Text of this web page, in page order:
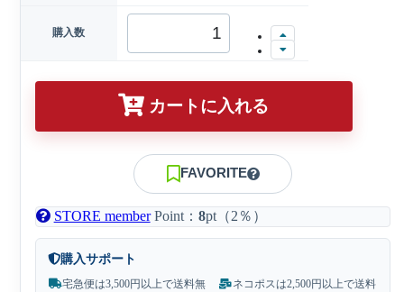
購入数
カートに入れる
FAVORITE
STORE memberPoint： 8pt（2％）
購入サポート
宅急便は3,500円以上で送料無
ネコポスは2,500円以上で送料